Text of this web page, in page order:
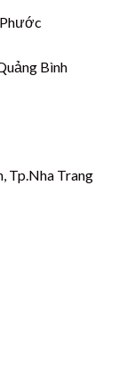
Bình
Tp.Nha Trang